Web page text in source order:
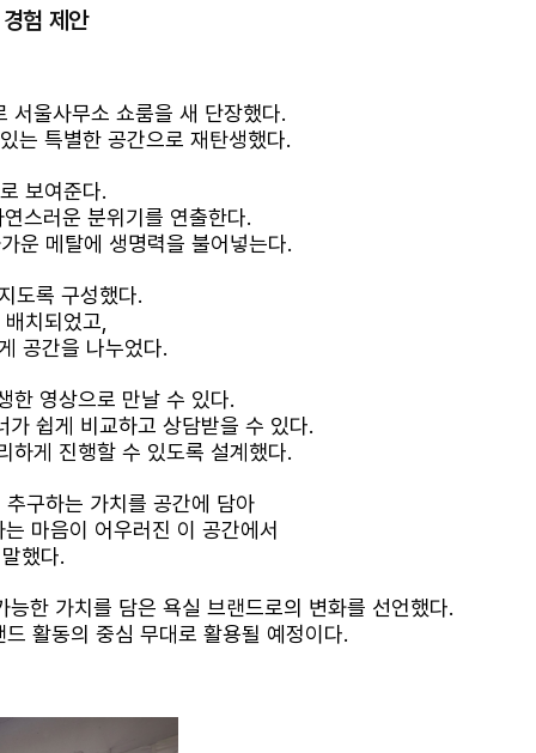
험 제안
서울사무소 쇼룸을 새 단장했다.
는 특별한 공간으로 재탄생했다.
보여준다.
스러운 분위기를 연출한다.
운 메탈에 생명력을 불어넣는다.
도록 구성했다.
치되었고
공간을 나누었다.
한 영상으로 만날 수 있다.
쉽게 비교하고 상담받을 수 있다.
하게 진행할 수 있도록 설계했다.
추구하는 가치를 공간에 담아
마음이 어우러진 이 공간에서
했다.
한 가치를 담은 욕실 브랜드로의 변화를 선언했다.
활동의 중심 무대로 활용될 예정이다.